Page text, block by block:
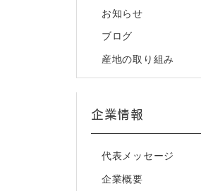
お知らせ
ブログ
産地の取り組み
企業情報
代表メッセージ
企業概要